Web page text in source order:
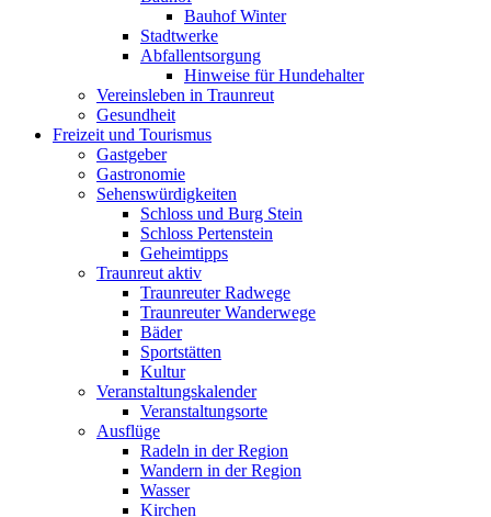
Bauhof Winter
Stadtwerke
Abfallentsorgung
Hinweise für Hundehalter
Vereinsleben in Traunreut
Gesundheit
Freizeit und Tourismus
Gastgeber
Gastronomie
Sehenswürdigkeiten
Schloss und Burg Stein
Schloss Pertenstein
Geheimtipps
Traunreut aktiv
Traunreuter Radwege
Traunreuter Wanderwege
Bäder
Sportstätten
Kultur
Veranstaltungskalender
Veranstaltungsorte
Ausflüge
Radeln in der Region
Wandern in der Region
Wasser
Kirchen